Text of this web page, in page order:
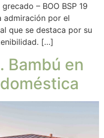
– BOO BSP 19
admiración por el
que se destaca por su
[…]
Bambú en